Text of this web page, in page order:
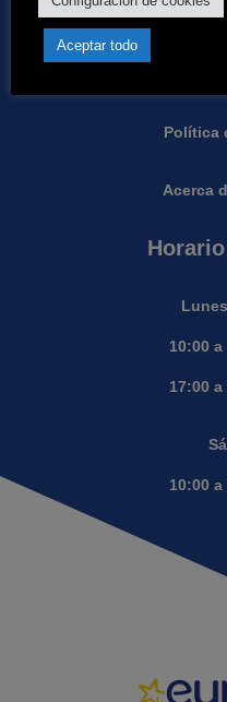
Política
Acerca
10:00
17:00
10:00
Aceptar todo